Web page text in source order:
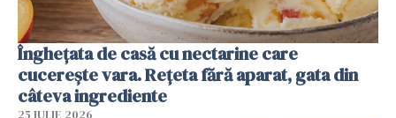
Înghețata de casă cu nectarine care
cucerește vara. Rețeta fără aparat, gata din
câteva ingrediente
25 IULIE 2026